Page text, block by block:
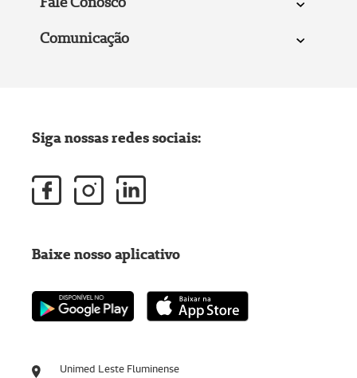
Comunicação
Unimed Leste Fluminense
Siga nossas redes sociais:
Baixe nosso aplicativo